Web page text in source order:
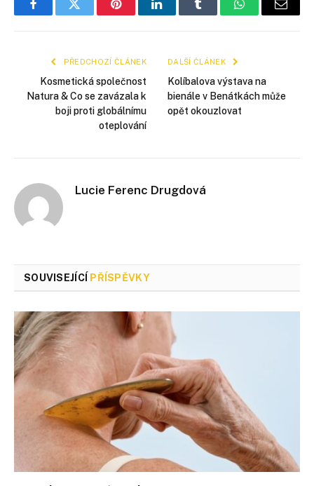
FacebookTwitter PinterestLinkedInTumblr WhatsApp
E-
PŘEDCHOZÍ ČLÁNEK
Kosmetická společnost
Natura & Co se zavázala k
boji proti globálnímu
oteplování
DALŠÍ ČLÁNEK
Kolíbalova výstava na
bienále v Benátkách může
opět okouzlovat
Lucie Ferenc Drugdová
SOUVISEJÍCÍ PŘÍSPĚVKY